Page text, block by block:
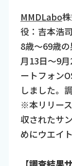
MMDLabo
役：吉本浩
8歳～69歳
月13日～9
ートフォン
しました。
※本リリー
収されたサ
めにウエイ